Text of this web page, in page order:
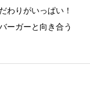
わりがいっぱい！
ーガーと向き合う